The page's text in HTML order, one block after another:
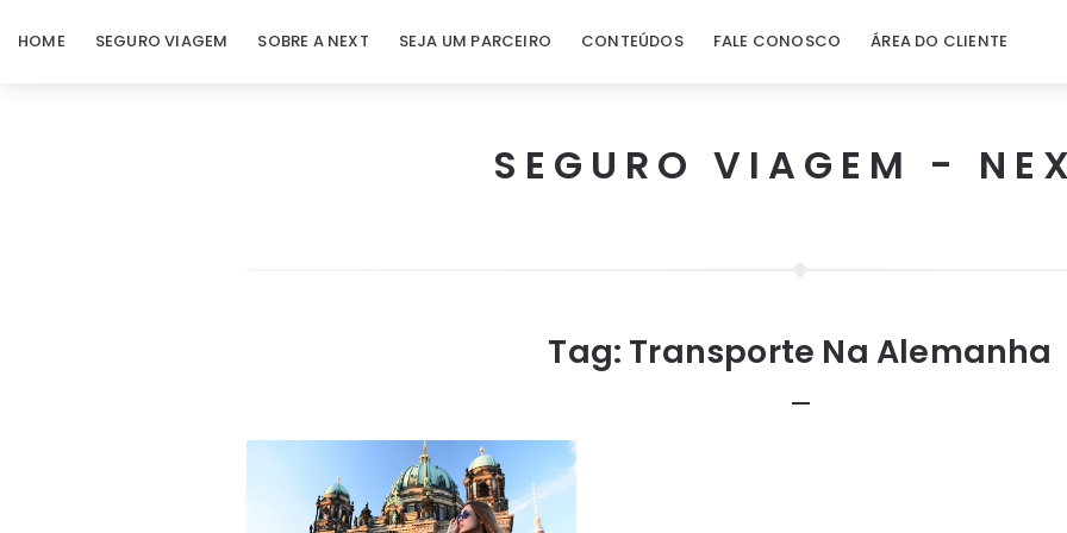
HOME SEGURO VIAGEM SOBRE A NEXT SEJA UM PARCEIRO CONTEÚDOS FALE CONOSCO ÁREA DO CLIENTE
SEGURO VIAGEM -
Tag: Transporte Na Alemanha